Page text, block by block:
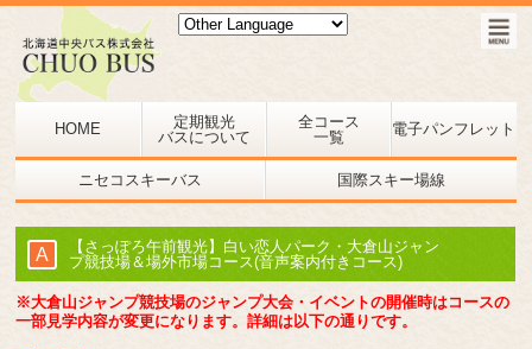
HOME
定期観光
バスについて
全コース
一覧
電子パンフレット
ニセコスキーバス 国際スキー場線
A
【さっぽろ午前観光】白い恋人パーク・大倉山ジャン
プ競技場＆場外市場コース(音声案内付きコース)
※大倉山ジャンプ競技場のジャンプ大会・イベントの開催時はコースの
一部見学内容が変更になります。詳細は以下の通りです。